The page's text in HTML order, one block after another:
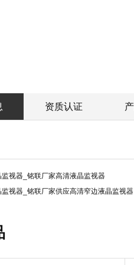
资质认证
视器_铭联厂家高清液晶监视器
视器_铭联厂家供应高清窄边液晶监视器